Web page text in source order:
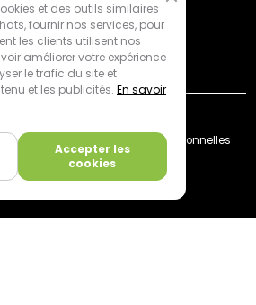
Mentions légales
Données personnelles
Cookies
et des outils similaires
fournir nos services, pour
les clients utilisent nos
améliorer votre expérience
le trafic du site et
et les publicités. En savoir
Accepter les
cookies